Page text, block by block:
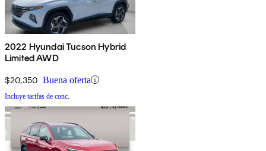
2022 Hyundai Tucson Hybrid
Limited AWD
$20,350 Buena oferta
Incluye tarifas de conc.